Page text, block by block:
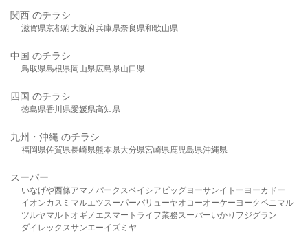
関西 のチラシ
滋賀県京都府大阪府兵庫県奈良県和歌山県
中国 のチラシ
鳥取県島根県岡山県広島県山口県
四国 のチラシ
徳島県香川県愛媛県高知県
九州・沖縄 のチラシ
福岡県佐賀県長崎県熊本県大分県宮崎県 鹿児島県沖縄県
スーパー
いなげや西條アマノパークスベイシア ビッグヨーサンイトーヨーカドー
イオンカスミ マルエツ スーパーバリューヤオコーオーケー ヨークベニマル
ツルヤマルト オギノ エスマート ライフ業務スーパーいかり フジグラン
ダイレックスサンエーイズミヤ